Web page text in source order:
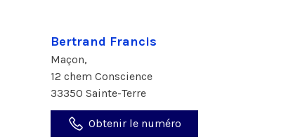
Bertrand Francis
Maçon,
12 chem Conscience
33350 Sainte-Terre
Obtenir le numéro